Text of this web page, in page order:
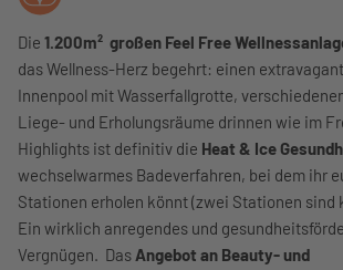
Die 1.200m² großen Feel Free
das Wellness-Herz begehrt: einen
Innenpool mit Wasserfallgrotte,
Liege- und Erholungsräume drinnen wie im
Highlights ist definitiv die Heat & Ice
wechselwarmes Badeverfahren, bei dem ihr
Stationen erholen könnt (zwei Stationen
Ein wirklich anregendes und
Vergnügen. Das Angebot an Beauty- und